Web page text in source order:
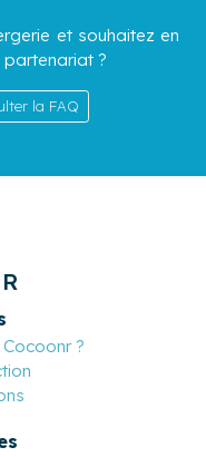
et souhaitez en
partenariat ?
la FAQ
?